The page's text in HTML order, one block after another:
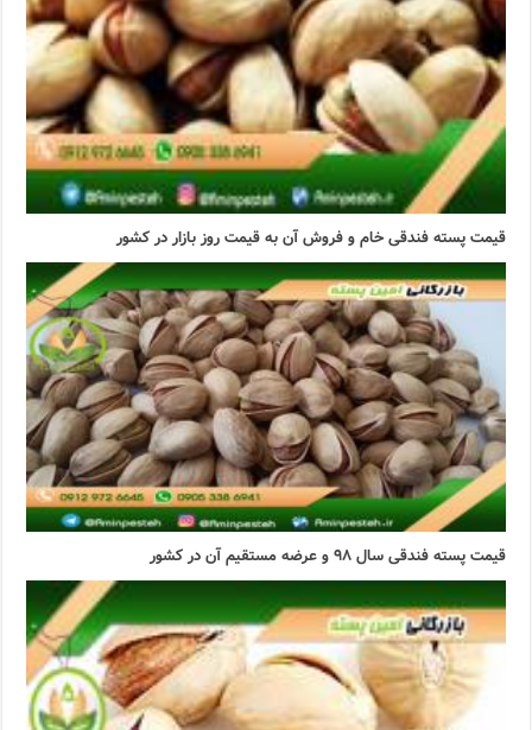
قیمت پسته فندقی خام و فروش آن به قیمت روز بازار در کشور
قیمت پسته فندقی سال ۹۸ و عرضه مستقیم آن در کشور